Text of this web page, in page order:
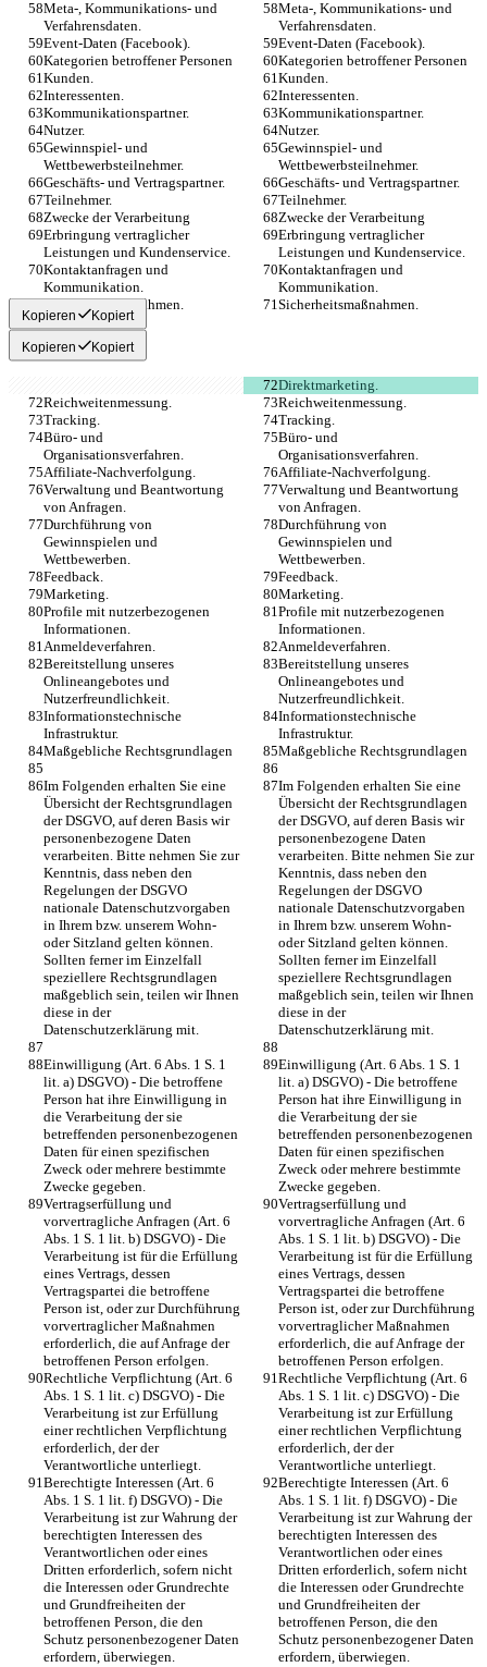
Meta-, Kommunikations- und
Verfahrensdaten.
Meta-, Kommunikations- und
Verfahrensdaten.
Event-Daten (Facebook).
Event-Daten (Facebook).
Kategorien betroffener Personen
Kategorien betroffener Personen
Kunden.
Kunden.
Interessenten.
Interessenten.
Kommunikationspartner.
Kommunikationspartner.
Nutzer.
Nutzer.
Gewinnspiel- und
Wettbewerbsteilnehmer.
Gewinnspiel- und
Wettbewerbsteilnehmer.
Geschäfts- und Vertragspartner.
Geschäfts- und Vertragspartner.
Teilnehmer.
Teilnehmer.
Zwecke der Verarbeitung
Zwecke der Verarbeitung
Erbringung vertraglicher
Leistungen und Kundenservice.
Erbringung vertraglicher
Leistungen und Kundenservice.
Kontaktanfragen und
Kommunikation.
Kontaktanfragen und
Kommunikation.
Sicherheitsmaßnahmen.
Sicherheitsmaßnahmen.
Kopieren Kopiert
Kopieren Kopiert
Direktmarketing.
Reichweitenmessung.
Reichweitenmessung.
Tracking.
Tracking.
Büro- und
Organisationsverfahren.
Büro- und
Organisationsverfahren.
Affiliate-Nachverfolgung.
Affiliate-Nachverfolgung.
Verwaltung und Beantwortung
von Anfragen.
Verwaltung und Beantwortung
von Anfragen.
Durchführung von
Gewinnspielen und
Wettbewerben.
Durchführung von
Gewinnspielen und
Wettbewerben.
Feedback.
Feedback.
Marketing.
Marketing.
Profile mit nutzerbezogenen
Informationen.
Profile mit nutzerbezogenen
Informationen.
Anmeldeverfahren.
Anmeldeverfahren.
Bereitstellung unseres
Onlineangebotes und
Nutzerfreundlichkeit.
Bereitstellung unseres
Onlineangebotes und
Nutzerfreundlichkeit.
Informationstechnische
Infrastruktur.
Informationstechnische
Infrastruktur.
Maßgebliche Rechtsgrundlagen
Maßgebliche Rechtsgrundlagen
Im Folgenden erhalten Sie eine
Übersicht der Rechtsgrundlagen
der DSGVO, auf deren Basis wir
personenbezogene Daten
verarbeiten. Bitte nehmen Sie zur
Kenntnis, dass neben den
Regelungen der DSGVO
nationale Datenschutzvorgaben
in Ihrem bzw. unserem Wohn-
oder Sitzland gelten können.
Sollten ferner im Einzelfall
speziellere Rechtsgrundlagen
maßgeblich sein, teilen wir Ihnen
diese in der
Datenschutzerklärung mit.
Im Folgenden erhalten Sie eine
Übersicht der Rechtsgrundlagen
der DSGVO, auf deren Basis wir
personenbezogene Daten
verarbeiten. Bitte nehmen Sie zur
Kenntnis, dass neben den
Regelungen der DSGVO
nationale Datenschutzvorgaben
in Ihrem bzw. unserem Wohn-
oder Sitzland gelten können.
Sollten ferner im Einzelfall
speziellere Rechtsgrundlagen
maßgeblich sein, teilen wir Ihnen
diese in der
Datenschutzerklärung mit.
Einwilligung (Art. 6 Abs. 1 S. 1
lit. a) DSGVO) - Die betroffene
Person hat ihre Einwilligung in
die Verarbeitung der sie
betreffenden personenbezogenen
Daten für einen spezifischen
Zweck oder mehrere bestimmte
Zwecke gegeben.
Einwilligung (Art. 6 Abs. 1 S. 1
lit. a) DSGVO) - Die betroffene
Person hat ihre Einwilligung in
die Verarbeitung der sie
betreffenden personenbezogenen
Daten für einen spezifischen
Zweck oder mehrere bestimmte
Zwecke gegeben.
Vertragserfüllung und
vorvertragliche Anfragen (Art. 6
Abs. 1 S. 1 lit. b) DSGVO) - Die
Verarbeitung ist für die Erfüllung
eines Vertrags, dessen
Vertragspartei die betroffene
Person ist, oder zur Durchführung
vorvertraglicher Maßnahmen
erforderlich, die auf Anfrage der
betroffenen Person erfolgen.
Vertragserfüllung und
vorvertragliche Anfragen (Art. 6
Abs. 1 S. 1 lit. b) DSGVO) - Die
Verarbeitung ist für die Erfüllung
eines Vertrags, dessen
Vertragspartei die betroffene
Person ist, oder zur Durchführung
vorvertraglicher Maßnahmen
erforderlich, die auf Anfrage der
betroffenen Person erfolgen.
Rechtliche Verpflichtung (Art. 6
Abs. 1 S. 1 lit. c) DSGVO) - Die
Verarbeitung ist zur Erfüllung
einer rechtlichen Verpflichtung
erforderlich, der der
Verantwortliche unterliegt.
Rechtliche Verpflichtung (Art. 6
Abs. 1 S. 1 lit. c) DSGVO) - Die
Verarbeitung ist zur Erfüllung
einer rechtlichen Verpflichtung
erforderlich, der der
Verantwortliche unterliegt.
Berechtigte Interessen (Art. 6
Abs. 1 S. 1 lit. f) DSGVO) - Die
Verarbeitung ist zur Wahrung der
berechtigten Interessen des
Verantwortlichen oder eines
Dritten erforderlich, sofern nicht
die Interessen oder Grundrechte
und Grundfreiheiten der
betroffenen Person, die den
Schutz personenbezogener Daten
erfordern, überwiegen.
Berechtigte Interessen (Art. 6
Abs. 1 S. 1 lit. f) DSGVO) - Die
Verarbeitung ist zur Wahrung der
berechtigten Interessen des
Verantwortlichen oder eines
Dritten erforderlich, sofern nicht
die Interessen oder Grundrechte
und Grundfreiheiten der
betroffenen Person, die den
Schutz personenbezogener Daten
erfordern, überwiegen.